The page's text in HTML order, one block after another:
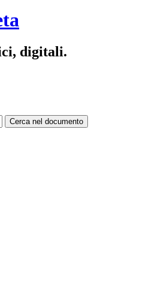
digitali.
Cerca nel documento